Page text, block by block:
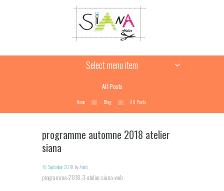
Select menu item
All Posts
Home Blog All Posts
programme automne 2018 atelier
siana
16 September 2018 byAnaïs
programme-2018-3-atelier-siana-web